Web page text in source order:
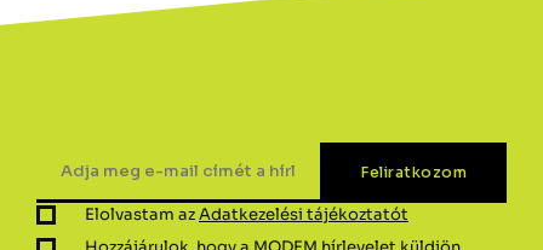
Elolvastam azAdatkezelési tájékoztatót